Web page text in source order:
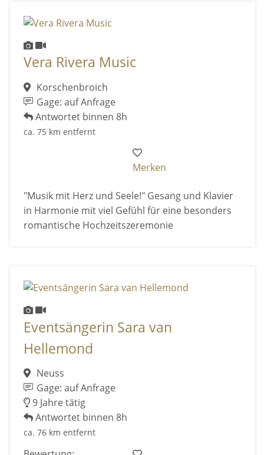
Vera Rivera Music
Korschenbroich
Gage: auf Anfrage
Antwortet binnen 8h
ca. 75 km entfernt
Merken
"Musik mit Herz und Seele!" Gesang und Klavier
in Harmonie mit viel Gefühl für eine besonders
romantische Hochzeitszeremonie
Eventsängerin Sara van
Hellemond
Neuss
Gage: auf Anfrage
9 Jahre tätig
Antwortet binnen 8h
ca. 76 km entfernt